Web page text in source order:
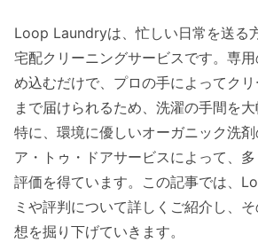
Loop Laundryは、忙しい日常を送る
宅配クリーニングサービスです。専
め込むだけで、プロの手によってク
まで届けられるため、洗濯の手間を大
特に、環境に優しいオーガニック洗
ア・トゥ・ドアサービスによって、
評価を得ています。この記事では、
ミや評判について詳しくご紹介し、
想を掘り下げていきます。